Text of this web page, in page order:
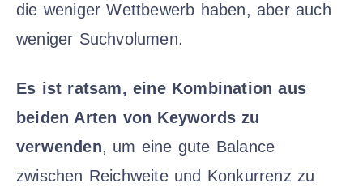
die weniger Wettbewerb haben, aber auch
weniger Suchvolumen.
Es ist ratsam, eine Kombination aus
beiden Arten von Keywords zu
verwenden, um eine gute Balance
zwischen Reichweite und Konkurrenz zu